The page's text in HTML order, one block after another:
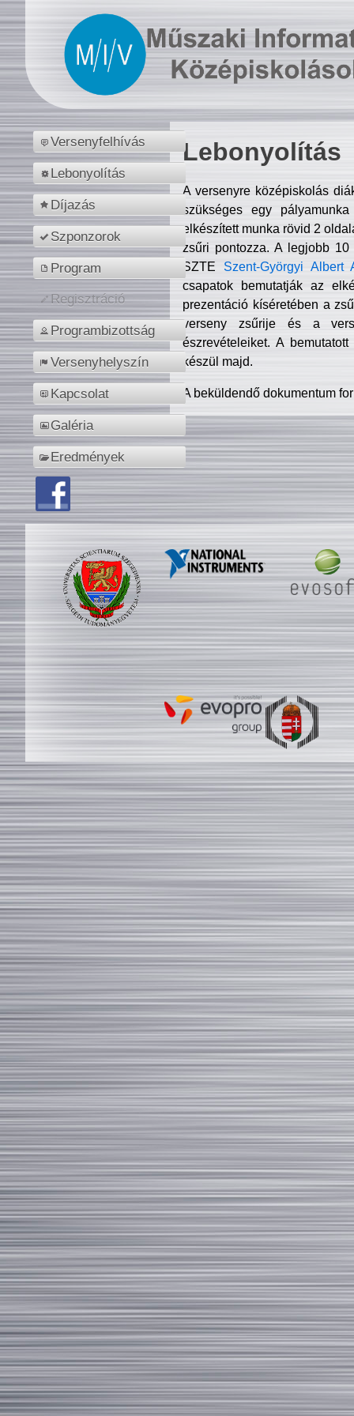
Versenyfelhívás
Lebonyolítás
Díjazás
Szponzorok
Program
Regisztráció
Programbizottság
Versenyhelyszín
Kapcsolat
Galéria
Eredmények
Lebonyolítás
A versenyre középiskolás
szükséges egy
elkészített munka rövid 2
zsűri pontozza. A legjobb
SZTE Szent-Györgyi Albert
csapatok bemutatják az
prezentáció kíséretében a
verseny zsűrije és a
észrevételeiket. A
készül majd.
A beküldendő dokumentum